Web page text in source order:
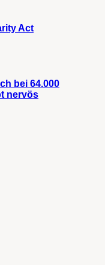
Act
bei 64.000
nervös